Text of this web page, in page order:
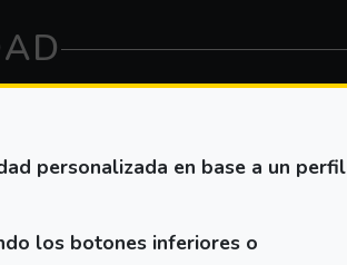
personalizada en base a un perfil
los botones inferiores o
Filtrar para ver los resultados